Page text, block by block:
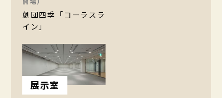
開場）
劇団四季「コーラスラ
イン」
展示室